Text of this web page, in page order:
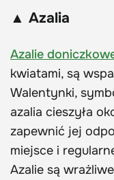
▲ Azalia
Azalie
kwiatami, są
Walentynki,
azalia cieszyła
zapewnić jej
miejsce i
Azalie są